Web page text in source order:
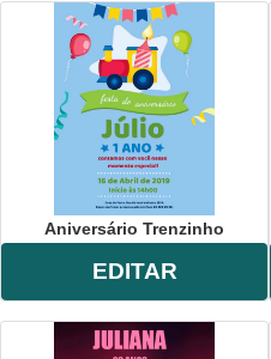
Aniversário Trenzinho
EDITAR